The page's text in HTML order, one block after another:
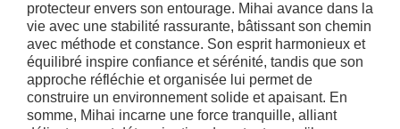
protecteur envers son entourage. Mihai avance dans la
vie avec une stabilité rassurante, bâtissant son chemin
avec méthode et constance. Son esprit harmonieux et
équilibré inspire confiance et sérénité, tandis que son
approche réfléchie et organisée lui permet de
construire un environnement solide et apaisant. En
somme, Mihai incarne une force tranquille, alliant